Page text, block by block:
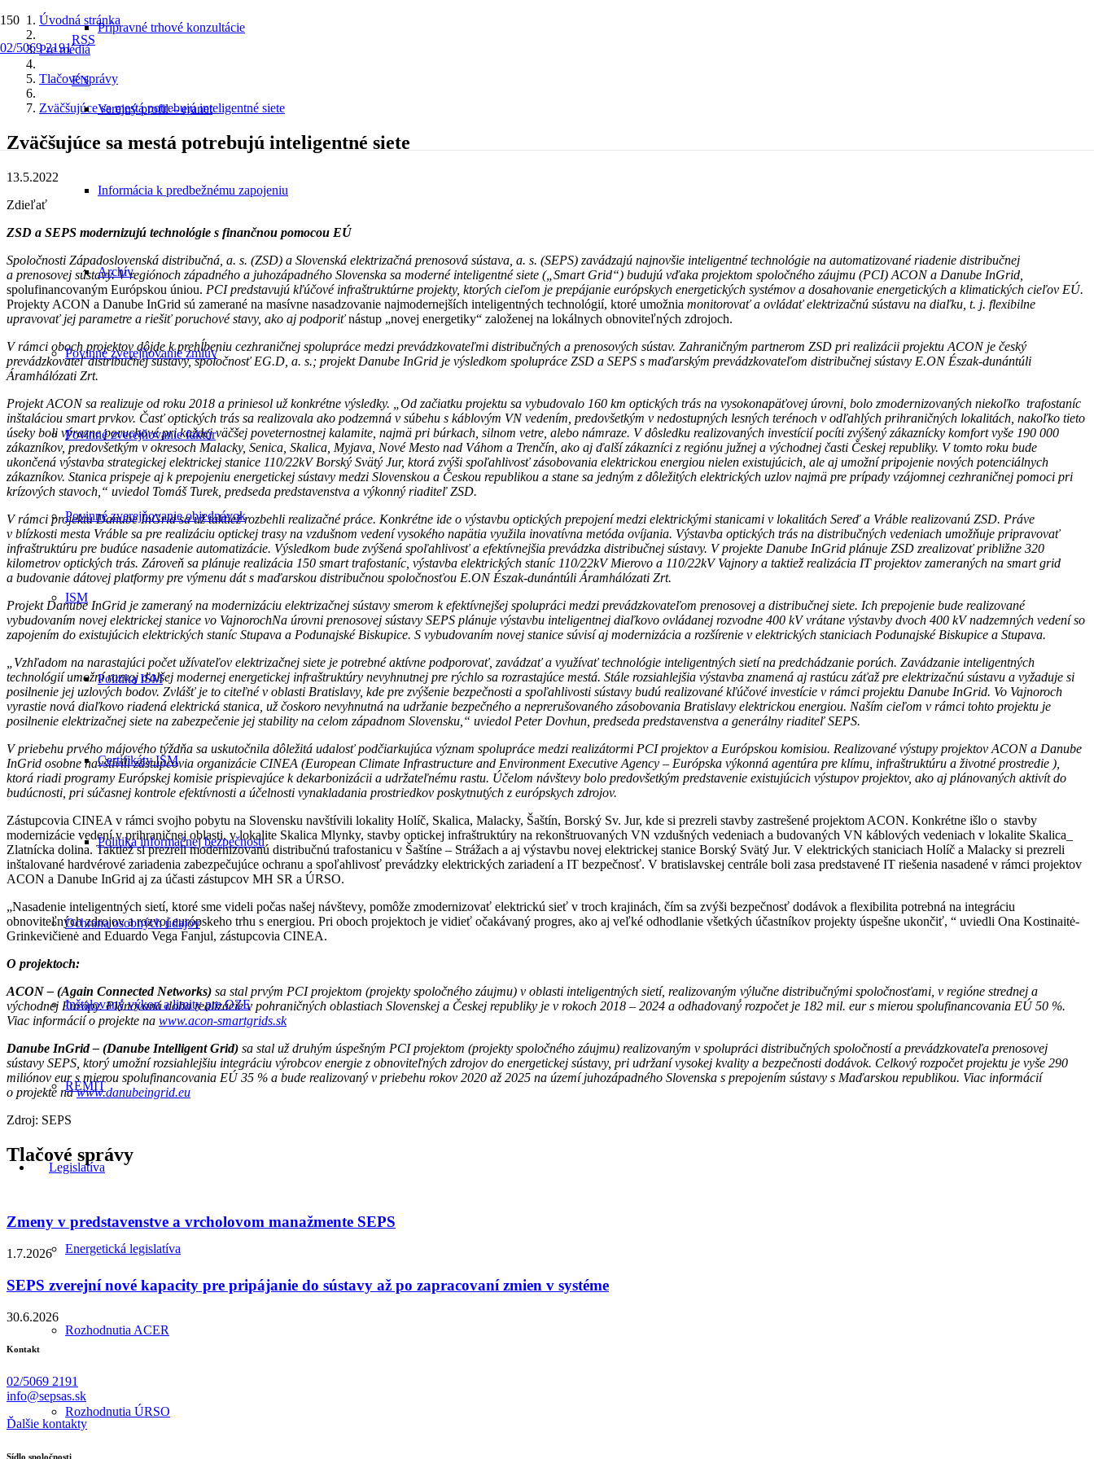
02/5069 2191
RSS
EN
Prípravné trhové konzultácie
Verejný profil – eranet
Informácia k predbežnému zapojeniu
Archív
Povinné zverejňovanie zmlúv
Povinné zverejňovanie faktúr
Povinné zverejňovanie objednávok
ISM
Politika ISM
Certifikáty ISM
Politika informačnej bezpečnosti
Ochrana osobných údajov
Inštalovaný výkon a limity pre OZE
REMIT
Legislatíva
Energetická legislatíva
Rozhodnutia ACER
Rozhodnutia ÚRSO
Úvodná stránka
Pre médiá
Tlačové správy
Zväčšujúce sa mestá potrebujú inteligentné siete
Zväčšujúce sa mestá potrebujú inteligentné siete
13.5.2022
Zdieľať
ZSD a SEPS modernizujú technológie s finančnou pomocou EÚ
Spoločnosti Západoslovenská distribučná, a. s. (ZSD) a Slovenská elektrizačná prenosová sústava, a. s. (SEPS) zavádzajú najnovšie inteligentné technológie na automatizované riadenie distribučnej
a prenosovej sústavy. V regiónoch západného a juhozápadného Slovenska sa moderné inteligentné siete („Smart Grid“) budujú vďaka projektom spoločného záujmu (PCI) ACON a Danube InGrid,
spolufinancovaným Európskou úniou. PCI predstavujú kľúčové infraštruktúrne projekty, ktorých cieľom je prepájanie európskych energetických systémov a dosahovanie energetických a klimatických cieľov EÚ.
Projekty ACON a Danube InGrid sú zamerané na masívne nasadzovanie najmodernejších inteligentných technológií, ktoré umožnia monitorovať a ovládať elektrizačnú sústavu na diaľku, t. j. flexibilne
upravovať jej parametre a riešiť poruchové stavy, ako aj podporiťnástup „novej energetiky“ založenej na lokálnych obnoviteľných zdrojoch.
V rámci oboch projektov dôjde k prehĺbeniu cezhraničnej spolupráce medzi prevádzkovateľmi distribučných a prenosových sústav. Zahraničným partnerom ZSD pri realizácii projektu ACON je český
prevádzkovateľ distribučnej sústavy, spoločnosť EG.D, a. s.; projekt Danube InGrid je výsledkom spolupráce ZSD a SEPS s maďarským prevádzkovateľom distribučnej sústavy E.ON Észak-dunántúli
Áramhálózati Zrt.
Projekt ACON sa realizuje od roku 2018 a priniesol už konkrétne výsledky. „ Od začiatku projektu sa vybudovalo 160 km optických trás na vysokonapäťovej úrovni, bolo zmodernizovaných niekoľko trafostaníc
inštaláciou smart prvkov. Časť optických trás sa realizovala ako podzemná v súbehu s káblovým VN vedením, predovšetkým v nedostupných lesných terénoch v odľahlých prihraničných lokalitách, nakoľko tieto
úseky boli výrazne poruchové pri každej väčšej poveternostnej kalamite, najmä pri búrkach, silnom vetre, alebo námraze. V dôsledku realizovaných investícií pocíti zvýšený zákaznícky komfort vyše 190 000
zákazníkov, predovšetkým v okresoch Malacky, Senica, Skalica, Myjava, Nové Mesto nad Váhom a Trenčín, ako aj ďalší zákazníci z regiónu južnej a východnej časti Českej republiky. V tomto roku bude
ukončená výstavba strategickej elektrickej stanice 110/22kV Borský Svätý Jur, ktorá zvýši spoľahlivosť zásobovania elektrickou energiou nielen existujúcich, ale aj umožní pripojenie nových potenciálnych
zákazníkov. Stanica prispeje aj k prepojeniu energetickej sústavy medzi Slovenskou a Českou republikou a stane sa jedným z dôležitých elektrických uzlov najmä pre prípady vzájomnej cezhraničnej pomoci pri
krízových stavoch,“ uviedol Tomáš Turek, predseda predstavenstva a výkonný riaditeľ ZSD.
V rámci projektu Danube InGrid sa už taktiež rozbehli realizačné práce. Konkrétne ide o výstavbu optických prepojení medzi elektrickými stanicami v lokalitách Sereď a Vráble realizovanú ZSD. Práve
v blízkosti mesta Vráble sa pre realizáciu optickej trasy na vzdušnom vedení vysokého napätia využila inovatívna metóda ovíjania. Výstavba optických trás na distribučných vedeniach umožňuje pripravovať
infraštruktúru pre budúce nasadenie automatizácie. Výsledkom bude zvýšená spoľahlivosť a efektívnejšia prevádzka distribučnej sústavy. V projekte Danube InGrid plánuje ZSD zrealizovať približne 320
kilometrov optických trás. Zároveň sa plánuje realizácia 150 smart trafostaníc, výstavba elektrických staníc 110/22kV Mierovo a 110/22kV Vajnory a taktiež realizácia IT projektov zameraných na smart grid
a budovanie dátovej platformy pre výmenu dát s maďarskou distribučnou spoločnosťou E.ON Észak-dunántúli Áramhálózati Zrt.
Projekt Danube InGrid je zameraný na modernizáciu elektrizačnej sústavy smerom k efektívnejšej spolupráci medzi prevádzkovateľom prenosovej a distribučnej siete. Ich prepojenie bude realizované
vybudovaním novej elektrickej stanice vo VajnorochNa úrovni prenosovej sústavy SEPS plánuje výstavbu inteligentnej diaľkovo ovládanej rozvodne 400 kV vrátane výstavby dvoch 400 kV nadzemných vedení so
zapojením do existujúcich elektrických staníc Stupava a Podunajské Biskupice. S vybudovaním novej stanice súvisí aj modernizácia a rozšírenie v elektrických staniciach Podunajské Biskupice a Stupava.
„Vzhľadom na narastajúci počet užívateľov elektrizačnej siete je potrebné aktívne podporovať, zavádzať a využívať technológie inteligentných sietí na predchádzanie porúch. Zavádzanie inteligentných
technológií umožní rozvoj ďalšej modernej energetickej infraštruktúry nevyhnutnej pre rýchlo sa rozrastajúce mestá. Stále rozsiahlejšia výstavba znamená aj rastúcu záťaž pre elektrizačnú sústavu a vyžaduje si
posilnenie jej uzlových bodov. Zvlášť je to citeľné v oblasti Bratislavy, kde pre zvýšenie bezpečnosti a spoľahlivosti sústavy budú realizované kľúčové investície v rámci projektu Danube InGrid. Vo Vajnoroch
vyrastie nová diaľkovo riadená elektrická stanica, už čoskoro nevyhnutná na udržanie bezpečného a neprerušovaného zásobovania Bratislavy elektrickou energiou. Naším cieľom v rámci tohto projektu je
posilnenie elektrizačnej siete na zabezpečenie jej stability na celom západnom Slovensku,“ uviedol Peter Dovhun, predseda predstavenstva a generálny riaditeľ SEPS.
V priebehu prvého májového týždňa sa uskutočnila dôležitá udalosť podčiarkujúca význam spolupráce medzi realizátormi PCI projektov a Európskou komisiou. Realizované výstupy projektov ACON a Danube
InGrid osobne navštívili zástupcovia organizácie CINEA (European Climate Infrastructure and Environment Executive Agency – Európska výkonná agentúra pre klímu, infraštruktúru a životné prostredie ),
ktorá riadi programy Európskej komisie prispievajúce k dekarbonizácii a udržateľnému rastu. Účelom návštevy bolo predovšetkým predstavenie existujúcich výstupov projektov, ako aj plánovaných aktivít do
budúcnosti, pri súčasnej kontrole efektívnosti a účelnosti vynakladania prostriedkov poskytnutých z európskych zdrojov.
Zástupcovia CINEA v rámci svojho pobytu na Slovensku navštívili lokality Holíč, Skalica, Malacky, Šaštín, Borský Sv. Jur, kde si prezreli stavby zastrešené projektom ACON. Konkrétne išlo o stavby
modernizácie vedení v prihraničnej oblasti, v lokalite Skalica Mlynky, stavby optickej infraštruktúry na rekonštruovaných VN vzdušných vedeniach a budovaných VN káblových vedeniach v lokalite Skalica_
Zlatnícka dolina. Taktiež si prezreli modernizovanú distribučnú trafostanicu v Šaštíne – Strážach a aj výstavbu novej elektrickej stanice Borský Svätý Jur. V elektrických staniciach Holíč a Malacky si prezreli
inštalované hardvérové zariadenia zabezpečujúce ochranu a spoľahlivosť prevádzky elektrických zariadení a IT bezpečnosť. V bratislavskej centrále boli zasa predstavené IT riešenia nasadené v rámci projektov
ACON a Danube InGrid aj za účasti zástupcov MH SR a ÚRSO.
„Nasadenie inteligentných sietí, ktoré sme videli počas našej návštevy, pomôže zmodernizovať elektrickú sieť v troch krajinách, čím sa zvýši bezpečnosť dodávok a flexibilita potrebná na integráciu
obnoviteľných zdrojov a rozvoj európskeho trhu s energiou. Pri oboch projektoch je vidieť očakávaný progres, ako aj veľké odhodlanie všetkých účastníkov projekty úspešne ukončiť, “ uviedli Ona Kostinaitė-
Grinkevičienė and Eduardo Vega Fanjul, zástupcovia CINEA.
O projektoch:
ACON – (Again Connected Networks) sa stal prvým PCI projektom (projekty spoločného záujmu) v oblasti inteligentných sietí, realizovaným výlučne distribučnými spoločnosťami, v regióne strednej a
východnej Európy. Plánovaná doba realizácie v pohraničných oblastiach Slovenskej a Českej republiky je v rokoch 2018 – 2024 a odhadovaný́ rozpočet je 182 mil. eur s mierou spolufinancovania EÚ 50 %.
Viac informácií o projekte na www.acon-smartgrids.sk
Danube InGrid – (Danube Intelligent Grid) sa stal už druhým úspešným PCI projektom (projekty spoločného záujmu) realizovaným v spolupráci distribučných spoločností a prevádzkovateľa prenosovej
sústavy SEPS, ktorý umožní rozsiahlejšiu integráciu výrobcov energie z obnoviteľných zdrojov do energetickej sústavy, pri udržaní vysokej kvality a bezpečnosti dodávok. Celkový rozpočet projektu je vyše 290
miliónov eur s mierou spolufinancovania EÚ 35 % a bude realizovaný v priebehu rokov 2020 až 2025 na území juhozápadného Slovenska s prepojením sústavy s Maďarskou republikou. Viac informácií
o projekte nawww.danubeingrid.eu
Zdroj: SEPS
Tlačové správy
Zmeny v predstavenstve a vrcholovom manažmente SEPS
1.7.2026
SEPS zverejní nové kapacity pre pripájanie do sústavy až po zapracovaní zmien v systéme
30.6.2026
Kontakt
02/5069 2191
info@sepsas.sk
Ďalšie kontakty
Sídlo spoločnosti